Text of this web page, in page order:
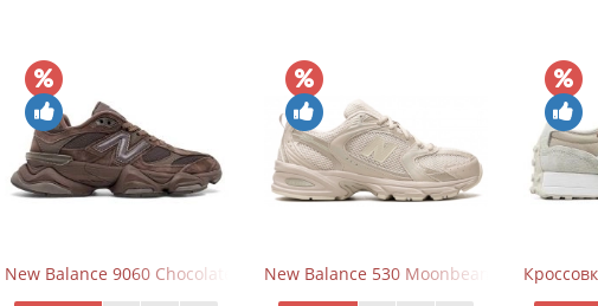
New Balance 9060 Chocolate BrownNew Balance 530 Moonbeam Sea Salt